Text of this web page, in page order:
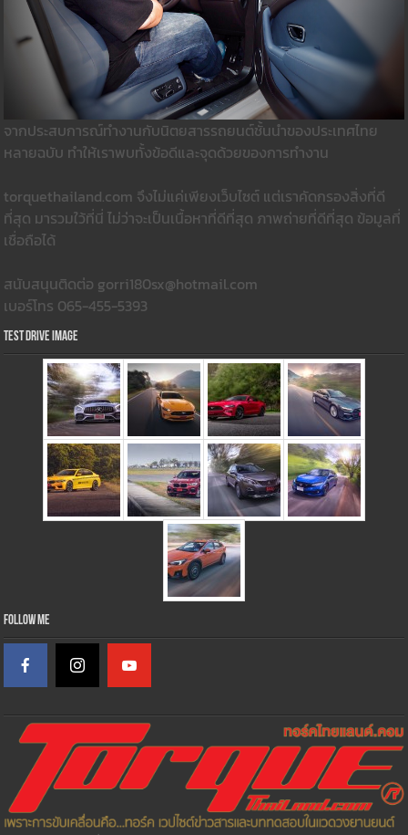
จากประสบการณ์ทำงานกับนิตยสารรถยนต์ชั้นนำของประเทศไทย
หลายฉบับ ทำให้เราพบทั้งข้อดีและจุดด้วยของการทำงาน
torquethailand.com จึงไม่แค่เพียงเว็บไซต์ แต่เราคัดกรองสิ่งที่ดี
ที่สุด มารวมใว้ที่นี่ ไม่ว่าจะเป็นเนื้อหาที่ดีที่สุด ภาพถ่ายที่ดีที่สุด ข้อมูลที่
เชื่อถือได้
สนับสนุนติดต่อ gorri180sx@hotmail.com
เบอร์โทร 065-455-5393
Test Drive Image
Follow Me